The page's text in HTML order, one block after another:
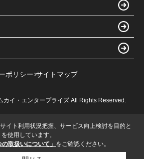
ポリシー サイトマップ
カイ・エンタープライズ All Rights Reserved.
イト利用状況把握、サービス向上検討を目的と
使用しています。
の取扱いについて」 をご確認ください。